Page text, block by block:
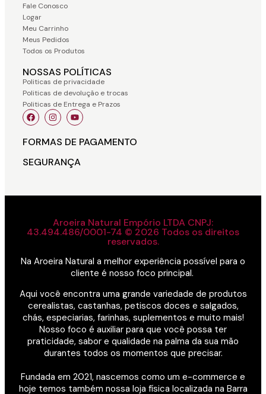
Fale Conosco
Logar
Meu Carrinho
Meus Pedidos
Todos os Produtos
NOSSAS POLÍTICAS
Politicas de privacidade
Politicas de devolução e trocas
Politicas de Entrega e Prazos
FORMAS DE PAGAMENTO
SEGURANÇA
Aroeira Natural Empório LTDA CNPJ:
43.494.486/0001-74 © 2026 Todos os direitos
reservados.
Na Aroeira Natural a melhor experiência possível para o
cliente é nosso foco principal.
Aqui você encontra uma grande variedade de produtos
cerealistas, castanhas, petiscos doces e salgados,
chás, especiarias, farinhas, suplementos e muito mais!
Nosso foco é auxiliar para que você possa ter
praticidade, sabor e qualidade na palma da sua mão
durantes todos os momentos que precisar.
Fundada em 2021, nascemos como um e-commerce e
hoje temos também nossa loja física localizada na Barra